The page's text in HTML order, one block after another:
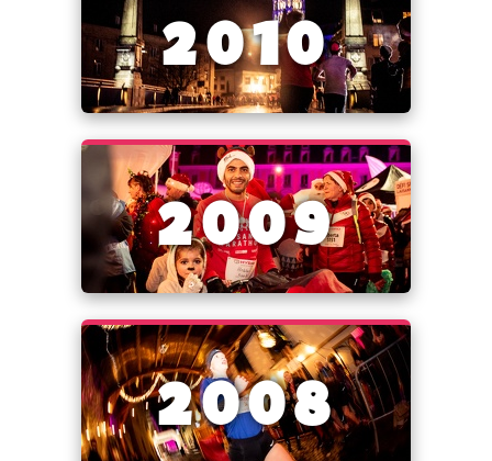
2010
2009
2008